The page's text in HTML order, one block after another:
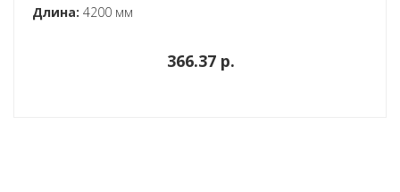
Длина: 4200 мм
366.37 p.